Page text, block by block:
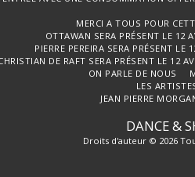
DANCE &
Droits d'auteur © 2026
MERCI A TOUS POUR
OTTAWAN SERA PRÉSENT LE 12
PIERRE PEREIRA SERA PRÉSENT LE
DE RAFT SERA PRÉSENT LE 12
ON PARLE DE NOUS
LES
JEAN PIERRE